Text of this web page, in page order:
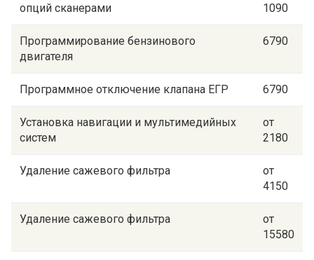
опций сканерами
1090
Программирование бензинового
двигателя
6790
Программное отключение клапана ЕГР 6790
Установка навигации и мультимедийных
систем
от
2180
Удаление сажевого фильтра
от
4150
Удаление сажевого фильтра
от
15580